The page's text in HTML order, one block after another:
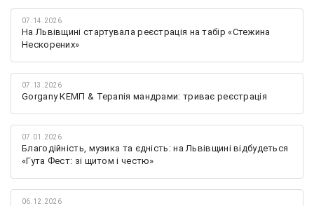
07.14.2026
На Львівщині стартувала реєстрація на табір «Стежина
Нескорених»
07.13.2026
Gorgany КЕМП & Терапія мандрами: триває реєстрація
07.01.2026
Благодійність, музика та єдність: на Львівщині відбудеться
«Гута Фест: зі щитом і честю»
06.12.2026